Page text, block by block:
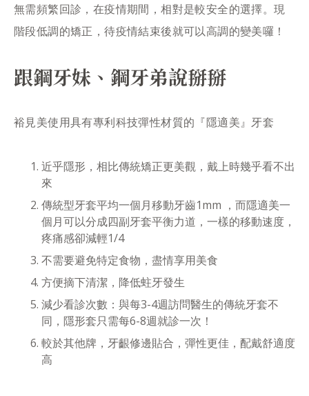
無需頻繁回診，在疫情期間，相對是較安全的選擇。現
階段低調的矯正，待疫情結束後就可以高調的變美囉！
跟鋼牙妹、鋼牙弟說掰掰
裕見美使用具有專利科技彈性材質的『隱適美』牙套
近乎隱形，相比傳統矯正更美觀，戴上時幾乎看不出
來
傳統型牙套平均一個月移動牙齒1mm ，而隱適美一
個月可以分成四副牙套平衡力道，一樣的移動速度，
疼痛感卻減輕1/4
不需要避免特定食物，盡情享用美食
方便摘下清潔，降低蛀牙發生
減少看診次數：與每3-4週訪問醫生的傳統牙套不
同，隱形套只需每6-8週就診一次！
較於其他牌，牙齦修邊貼合，彈性更佳，配戴舒適度
高